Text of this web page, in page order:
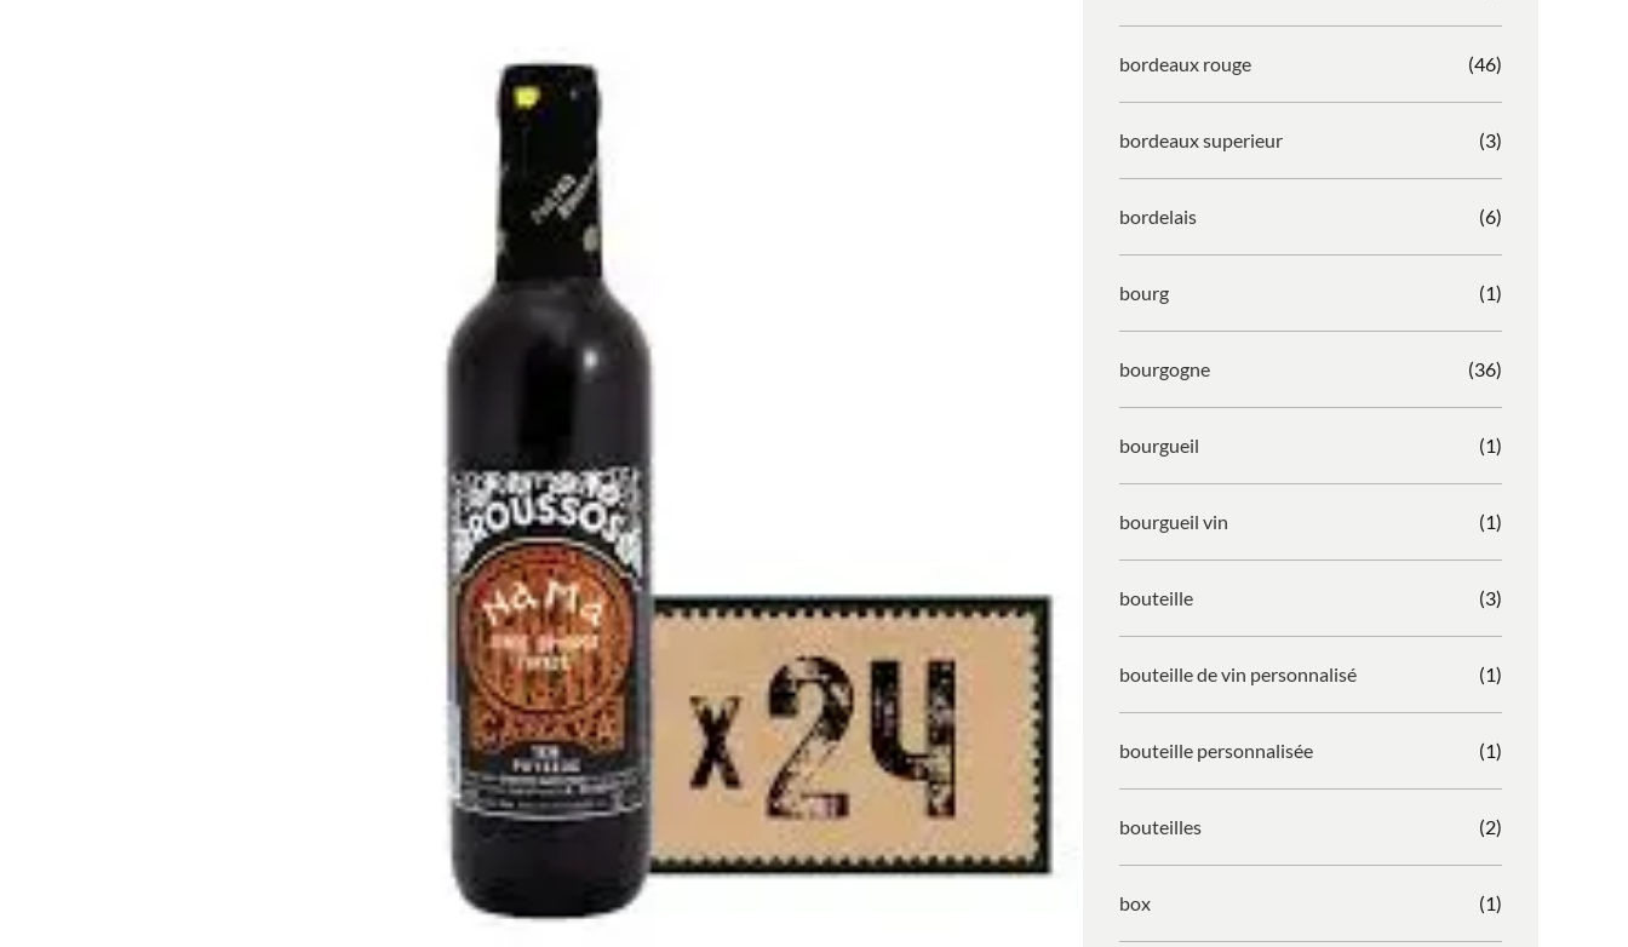
bordeaux rouge (46)
bordeaux superieur (3)
bordelais (6)
bourg (1)
bourgogne (36)
bourgueil (1)
bourgueil vin (1)
bouteille (3)
bouteille de vin personnalisé (1)
bouteille personnalisée (1)
bouteilles (2)
box (1)